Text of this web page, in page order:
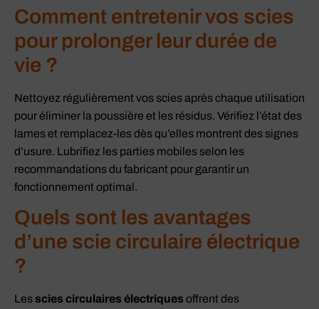
Comment entretenir vos scies
pour prolonger leur durée de
vie ?
Nettoyez régulièrement vos scies après chaque utilisation
pour éliminer la poussière et les résidus. Vérifiez l’état des
lames et remplacez-les dès qu’elles montrent des signes
d’usure. Lubrifiez les parties mobiles selon les
recommandations du fabricant pour garantir un
fonctionnement optimal.
Quels sont les avantages
d’une scie circulaire électrique
?
Les scies circulaires électriques offrent des